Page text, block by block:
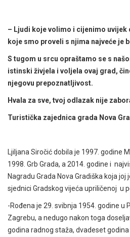
– Ljudi koje volimo i cijenimo
koje smo proveli s njima najveće je
S tugom u srcu opraštamo se s
istinski živjela i voljela ovaj grad,
njegovu prepoznatljivost.
Hvala za sve, tvoj odlazak nije
Turistička zajednica grada Nova
Ljiljana Siročić dobila je 1997. godine
1998. Grb Grada, a 2014. godine i
Nagradu Grada Nova Gradiška koja
sjednici Gradskog vijeća upriličenoj u
-Rođena je 29. svibnja 1954. godine u
Zagrebu, a nedugo nakon toga
godina radnog staža, dvadeset